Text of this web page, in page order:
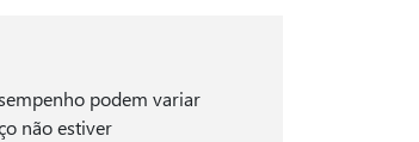
podem variar
não estiver